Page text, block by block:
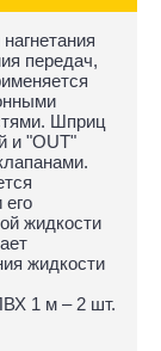
передач,
Шприц
и "OUT"
жидкости
жидкости
1 м – 2 шт.